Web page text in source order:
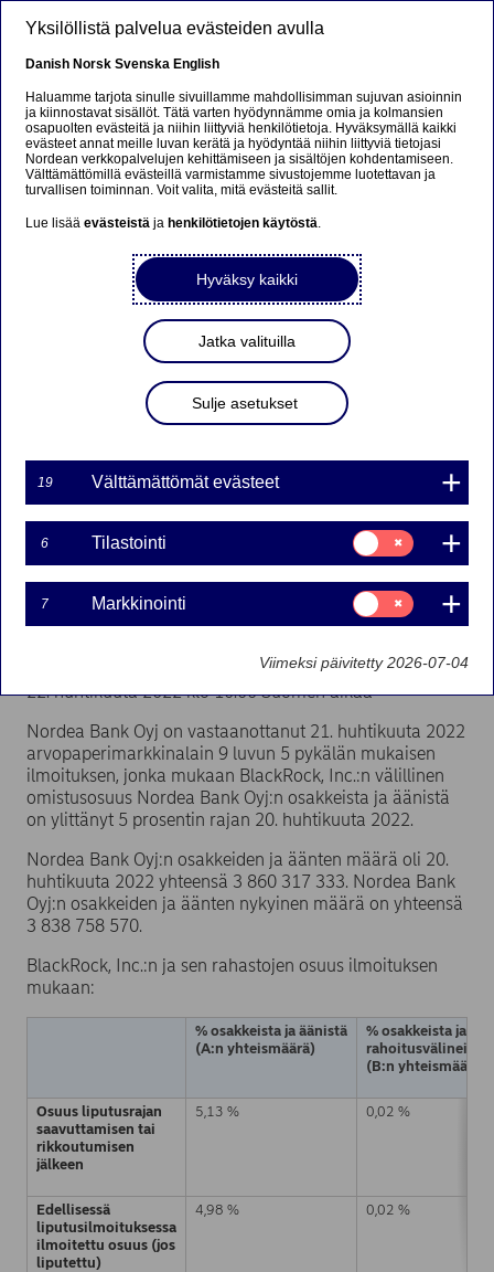
Ursäkta...
Den här sidan finns tyvärr inte på svenska.
Stanna kvar på sidan|Gå till en relaterad sida på
Nordea Bank Oyj:
Arvopaperimarkkinalain 9
luvun 10 pykälän mukainen
liputusilmoitus (BlackRock,
Inc.)
Suurimmat osakkeenomistajat | 22-04-2022 10:00
Pörssitiedote − Suurimmat osakkeenomistajat
22. huhtikuuta 2022 klo 10.00 Suomen aikaa
Nordea Bank Oyj on vastaanottanut 21. huhtikuuta 2022
arvopaperimarkkinalain 9 luvun 5 pykälän mukaisen
ilmoituksen, jonka mukaan BlackRock, Inc.:n välillinen
omistusosuus Nordea Bank Oyj:n osakkeista ja äänistä
on ylittänyt 5 prosentin rajan 20. huhtikuuta 2022.
Nordea Bank Oyj:n osakkeiden ja äänten määrä oli 20.
huhtikuuta 2022 yhteensä 3 860 317 333. Nordea Bank
Oyj:n osakkeiden ja äänten nykyinen määrä on yhteensä
3 838 758 570.
BlackRock, Inc.:n ja sen rahastojen osuus ilmoituksen
mukaan:
% osakkeista ja äänistä
(A:n yhteismäärä)
% osakkeista ja
(B:n yhteismäärä)
Osuus liputusrajan
saavuttamisen tai
rikkoutumisen
jälkeen
5,13 % 0,02 %
Edellisessä
liputusilmoituksessa
ilmoitettu osuus (jos
liputettu)
4,98 % 0,02 %
Yksilöllistä palvelua evästeiden avulla
Danish Norsk Svenska English
Haluamme tarjota sinulle sivuillamme mahdollisimman sujuvan asioinnin
ja kiinnostavat sisällöt. Tätä varten hyödynnämme omia ja kolmansien
osapuolten evästeitä ja niihin liittyviä henkilötietoja. Hyväksymällä kaikki
evästeet annat meille luvan kerätä ja hyödyntää niihin liittyviä tietojasi
Nordean verkkopalvelujen kehittämiseen ja sisältöjen kohdentamiseen.
Välttämättömillä evästeillä varmistamme sivustojemme luotettavan ja
turvallisen toiminnan. Voit valita, mitä evästeitä sallit.
Lue lisääevästeistä ja henkilötietojen käytöstä.
Hyväksy kaikki
Jatka valituilla
Sulje asetukset
19 Välttämättömät evästeet
6 Tilastointi
Suostumusvalinta:
Tilastointi
7 Markkinointi
Suostumusvalinta:
Markkinointi
Viimeksi päivitetty 2026-07-04